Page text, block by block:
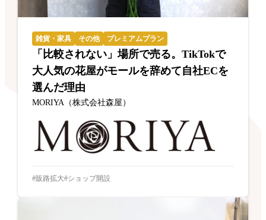
雑貨・家具 その他 プレミアムプラン
「比較されない」場所で売る。TikTokで
大人気の花屋がモールを辞めて自社ECを
選んだ理由
MORIYA（株式会社森屋）
販路拡大 ショップ開設